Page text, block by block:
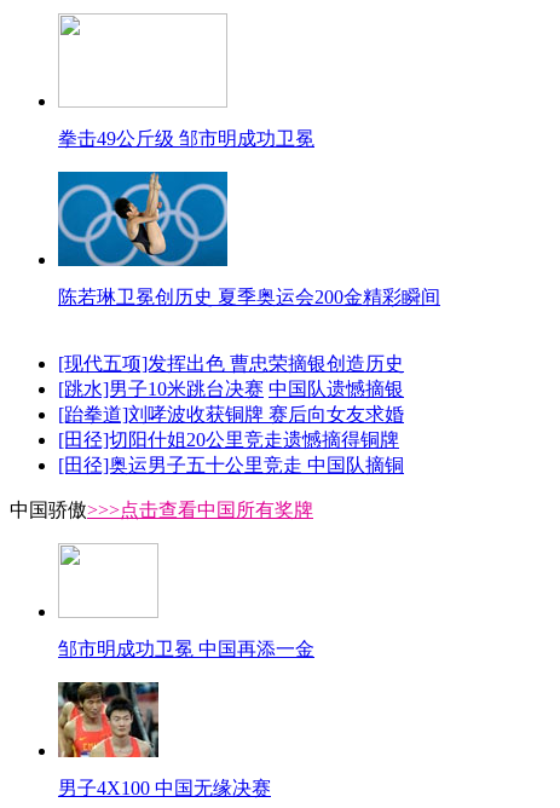
拳击49公斤级 邹市明成功卫冕
陈若琳卫冕创历史 夏季奥运会200金精彩瞬间
[现代五项]发挥出色 曹忠荣摘银创造历史
[跳水]男子10米跳台决赛 中国队遗憾摘银
[跆拳道]刘哮波收获铜牌 赛后向女友求婚
[田径]切阳什姐20公里竞走遗憾摘得铜牌
[田径]奥运男子五十公里竞走 中国队摘铜
中国骄傲>>>点击查看中国所有奖牌
邹市明成功卫冕 中国再添一金
男子4X100 中国无缘决赛